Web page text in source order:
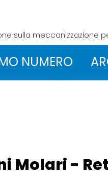
sulla meccanizzazione
NUMERO
Molari -